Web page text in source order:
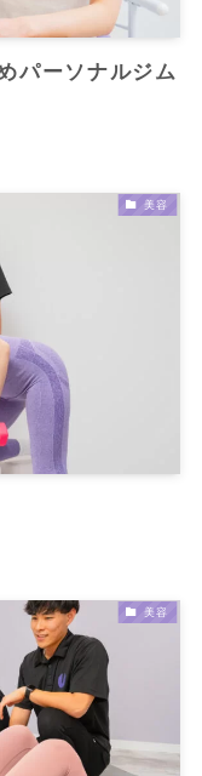
パーソナルジム
美容
美容